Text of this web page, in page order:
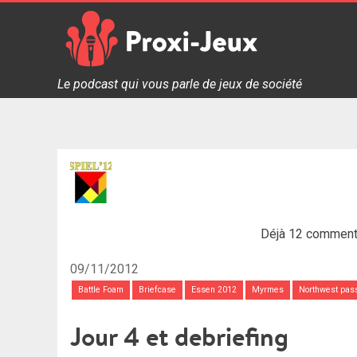
Proxi Jeux - Le podcast qui vous parle de jeux de
Le podcast qui vous parle de jeux de société
Déjà 12
09/11/2012
Battle Foam Briefcase Essen 2012 Myrmes Northwest
Jour 4 et debriefing